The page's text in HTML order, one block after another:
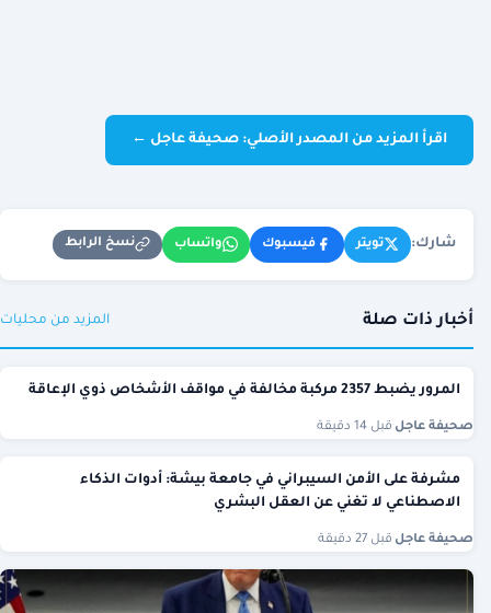
اقرأ المزيد من المصدر الأصلي: صحيفة عاجل ←
شارك: تويتر فيسبوك واتساب نسخ الرابط
أخبار ذات صلة المزيد من محليات
المرور يضبط 2357 مركبة مخالفة في مواقف الأشخاص ذوي الإعاقة
صحيفة عاجل قبل 14 دقيقة
مشرفة على الأمن السيبراني في جامعة بيشة: أدوات الذكاء
الاصطناعي لا تغني عن العقل البشري
صحيفة عاجل قبل 27 دقيقة